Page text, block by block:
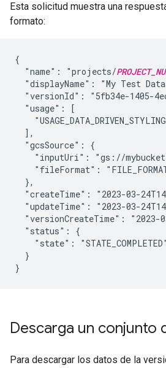
Esta solicitud muestra una
formato:
{
  "name": "projects/
"displayName": "My Test
"versionId": "5fb34e-1405-
  "usage": [
  ],
  "gcsSource": {
"inputUri": "gs://
"fileFormat":
  },
"createTime": "2023-03-
"updateTime": "2023-03-
"versionCreateTime": "2023-
  "status": {
    "state": "STATE_COMPLETED"
  }
Descarga un conjunto
Para descargar los datos de la